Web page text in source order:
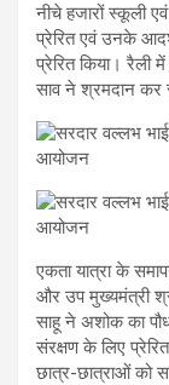
नीचे हजारों स्कूली
प्रेरित एवं उनके
प्रेरित किया। रैली
साव ने श्रमदान कर
एकता यात्रा के
और उप मुख्यमंत्री
साहू ने अशोक का
संरक्षण के लिए
छात्र-छात्राओं को